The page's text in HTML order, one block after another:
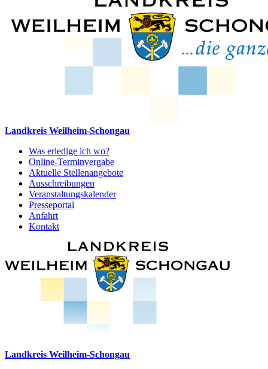
Landkreis Weilheim-Schongau
Was erledige ich wo?
Online-Terminvergabe
Aktuelle Stellenangebote
Ausschreibungen
Veranstaltungskalender
Presseportal
Anfahrt
Kontakt
Landkreis Weilheim-Schongau